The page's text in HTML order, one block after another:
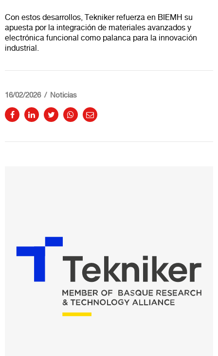
Con estos desarrollos, Tekniker refuerza en BIEMH su
apuesta por la integración de materiales avanzados y
electrónica funcional como palanca para la innovación
industrial.
16/02/2026 Noticias